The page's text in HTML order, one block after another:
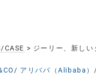
CASE > ジーリー、新し
/ アリババ（Alibaba）